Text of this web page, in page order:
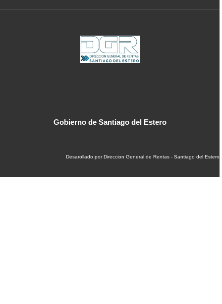
Gobierno de Santiago del Estero
Desarollado por Direccion General de Rentas - Santiago del Estero